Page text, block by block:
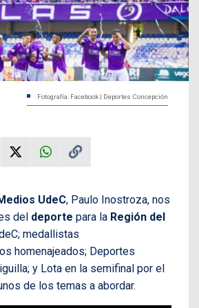
Fotografía: Facebook | Deportes Concepción
UdeC, Paulo Inostroza, nos
del deporte para la Región del
medallistas
homenajeados; Deportes
y Lota en la semifinal por el
de los temas a abordar.